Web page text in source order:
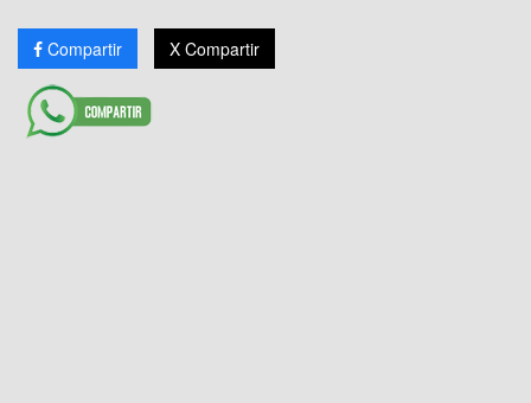
Compartir X Compartir